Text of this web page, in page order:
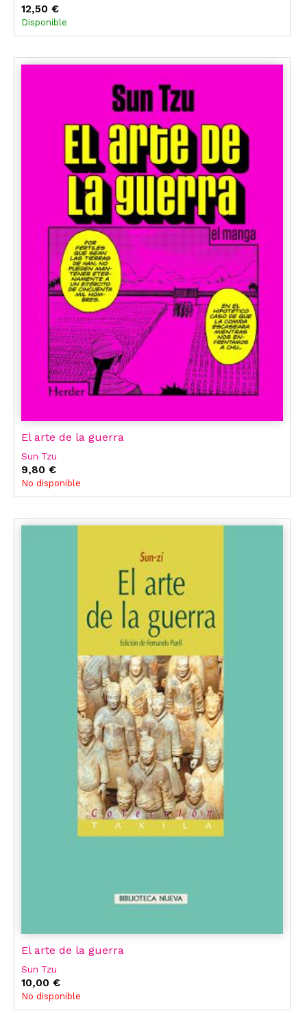
12,50 €
Disponible
El arte de la guerra
Sun Tzu
9,80 €
No disponible
El arte de la guerra
Sun Tzu
10,00 €
No disponible